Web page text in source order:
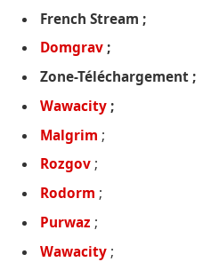
French Stream ;
Domgrav;
Zone-Téléchargement ;
Wawacity ;
Malgrim ;
Rozgov;
Rodorm ;
Purwaz ;
Wawacity ;